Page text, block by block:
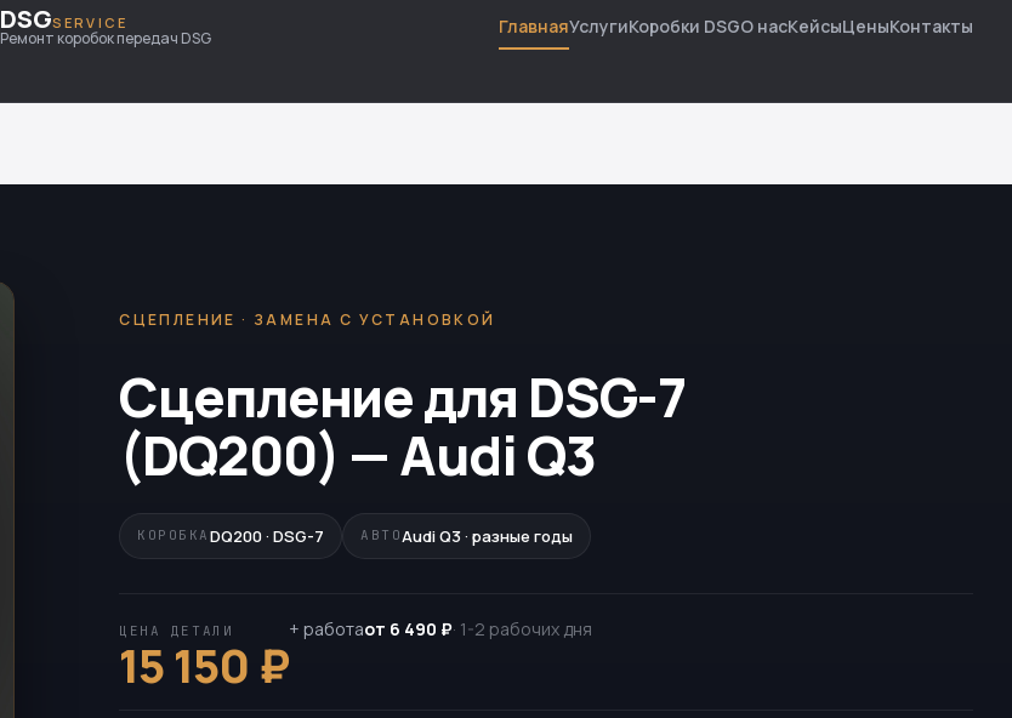
DSGSERVICE
Ремонт коробок передач DSG
ГлавнаяУслугиКоробки DSGО насКейсыЦеныКонтакты
СЦЕПЛЕНИЕ · ЗАМЕНА С УСТАНОВКОЙ
Сцепление для DSG-7
(DQ200) — Audi Q3
КОРОБКА DQ200 · DSG-7 АВТО Audi Q3 · разные годы
ЦЕНА ДЕТАЛИ
15 150 ₽
+ работаот 6 490 ₽· 1-2 рабочих дня